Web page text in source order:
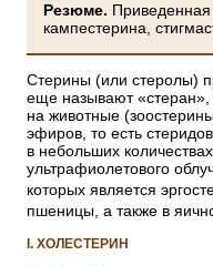
Резюме. Приведенная
кампестерина,
Стерины (или стеролы)
еще называют
на животные
эфиров, то есть
в небольших
ультрафиолетового
которых является
пшеницы, а также в
I. ХОЛЕСТЕРИН